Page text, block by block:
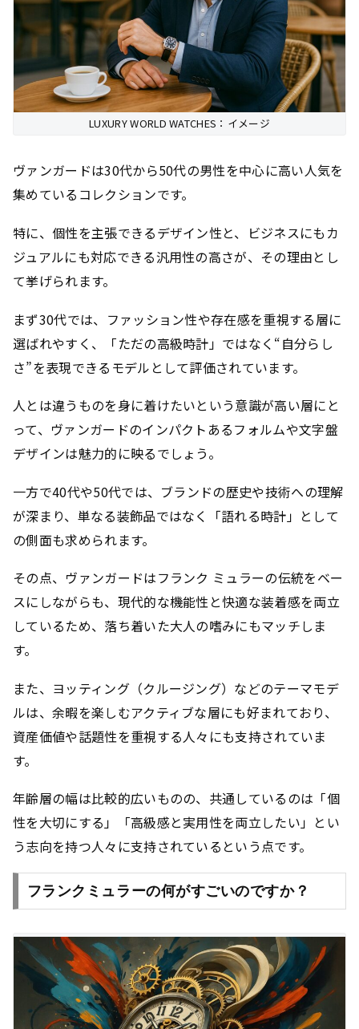
LUXURY WORLD WATCHES：イメージ
ヴァンガードは30代から50代の男性を中心に高い人気を
集めているコレクションです。
特に、個性を主張できるデザイン性と、ビジネスにもカ
ジュアルにも対応できる汎用性の高さが、その理由とし
て挙げられます。
まず30代では、ファッション性や存在感を重視する層に
選ばれやすく、「ただの高級時計」ではなく“自分らし
さ”を表現できるモデルとして評価されています。
人とは違うものを身に着けたいという意識が高い層にと
って、ヴァンガードのインパクトあるフォルムや文字盤
デザインは魅力的に映るでしょう。
一方で40代や50代では、ブランドの歴史や技術への理解
が深まり、単なる装飾品ではなく「語れる時計」として
の側面も求められます。
その点、ヴァンガードはフランク ミュラーの伝統をベー
スにしながらも、現代的な機能性と快適な装着感を両立
しているため、落ち着いた大人の嗜みにもマッチしま
す。
また、ヨッティング（クルージング）などのテーマモデ
ルは、余暇を楽しむアクティブな層にも好まれており、
資産価値や話題性を重視する人々にも支持されていま
す。
年齢層の幅は比較的広いものの、共通しているのは「個
性を大切にする」「高級感と実用性を両立したい」とい
う志向を持つ人々に支持されているという点です。
フランクミュラーの何がすごいのですか？